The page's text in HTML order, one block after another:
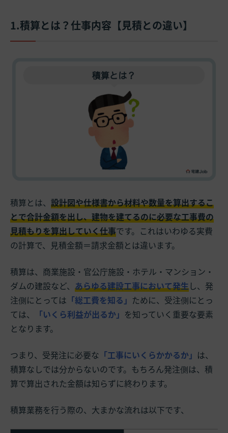
1.積算とは？仕事内容【見積との違い】
積算とは、 設計図や仕様書から材料や数量を算出するこ
とで合計金額を出し、建物を建てるのに必要な工事費の
見積もりを算出していく仕事です。これはいわゆる実費
の計算で、見積金額＝請求金額とは違います。
積算は、商業施設・官公庁施設・ホテル・マンション・
ダムの建設など、 あらゆる建設工事において発生し、発
注側にとっては 「総工費を知る」 ために、受注側にとっ
ては、
「いくら利益が出るか」 を知っていく重要な要素
となります。
つまり、受発注に必要な 「工事にいくらかかるか」 は、
積算なしでは分からないのです。もちろん発注側は、積
算で算出された金額は知らずに終わります。
積算業務を行う際の、大まかな流れは以下です、